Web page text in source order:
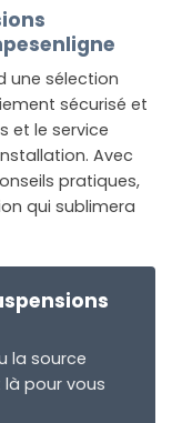
une sélection
sécurisé et
et le service
Avec
pratiques,
qui sublimera
la source
là pour vous